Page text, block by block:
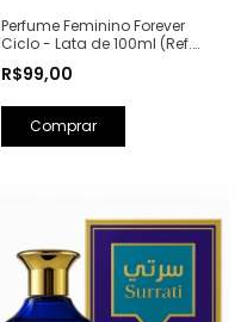
Perfume Feminino Forever
Ciclo - Lata de 100ml (Ref.
Spears)
R$99,00